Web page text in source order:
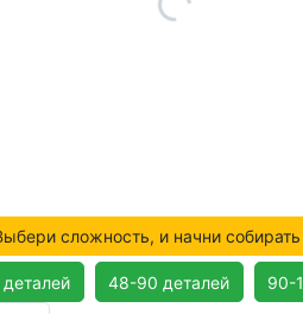
сложность, и начни
48-90 деталей 90-